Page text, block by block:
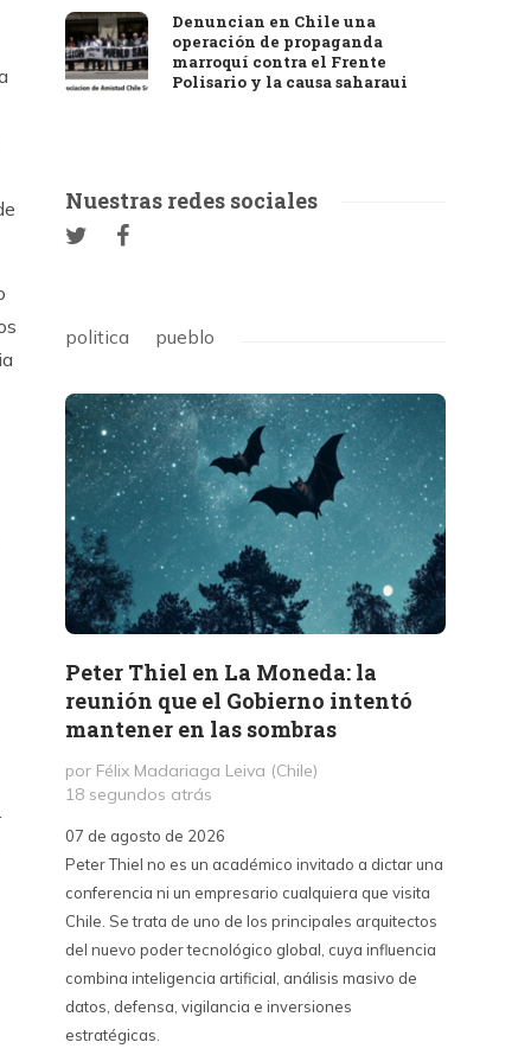
Denuncian en Chile una
operación de propaganda
marroquí contra el Frente
Polisario y la causa saharaui
Nuestras redes sociales
politica pueblo
Peter Thiel en La Moneda: la
reunión que el Gobierno intentó
mantener en las sombras
por Félix Madariaga Leiva (Chile)
18 segundos atrás
07 de agosto de 2026
Peter Thiel no es un académico invitado a dictar una
conferencia ni un empresario cualquiera que visita
Chile. Se trata de uno de los principales arquitectos
del nuevo poder tecnológico global, cuya influencia
combina inteligencia artificial, análisis masivo de
datos, defensa, vigilancia e inversiones
estratégicas.